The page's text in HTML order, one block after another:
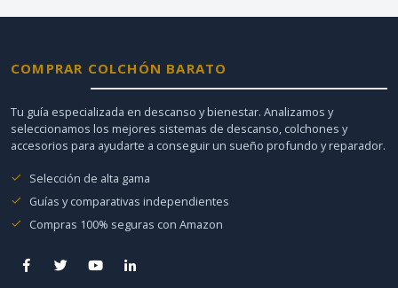
COMPRAR COLCHÓN BARATO
Tu guía especializada en descanso y bienestar. Analizamos y
seleccionamos los mejores sistemas de descanso, colchones y
accesorios para ayudarte a conseguir un sueño profundo y reparador.
Selección de alta gama
Guías y comparativas independientes
Compras 100% seguras con Amazon